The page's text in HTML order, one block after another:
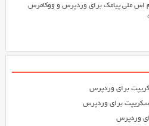
اس ملی پیامک برای وردپرس و ووکامرس
برای وردپرس
اسکریپت برای وردپرس
وردپرس